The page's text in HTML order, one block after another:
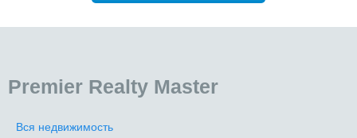
Premier Realty Master
Вся недвижимость